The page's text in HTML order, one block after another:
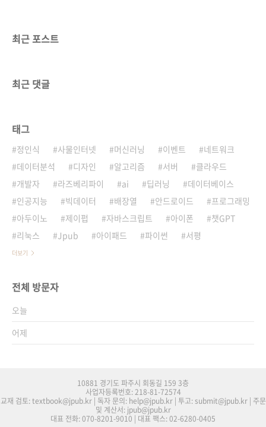
최근 포스트
최근 댓글
태그
정인식 사물인터넷 머신러닝 이벤트
네트워크
데이터분석
디자인 알고리즘 서버
클라우드
개발자
라즈베리파이 ai 딥러닝
데이터베이스
인공지능
빅데이터 배장열 안드로이드
프로그래밍
아두이노
제이펍 자바스크립트 아이폰
챗GPT
리눅스
Jpub 아이패드 파이썬 서평
더보기
전체 방문자
오늘
어제
10881 경기도 파주시 회동길 159 3층
사업자등록번호: 218-81-72574
교재 검토: textbook@jpub.kr | 독자 문의: help@jpub.kr | 투고: submit@jpub.kr | 주문
및 계산서: jpub@jpub.kr
대표 전화: 070-8201-9010 | 대표 팩스: 02-6280-0405